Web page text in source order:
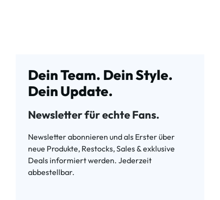
Dein Team. Dein Style.
Dein Update.
Newsletter für echte Fans.
Newsletter abonnieren und als Erster über
neue Produkte, Restocks, Sales & exklusive
Deals informiert werden. Jederzeit
abbestellbar.